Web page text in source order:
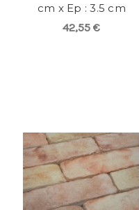
cm x Ep : 3.5 cm
42,55 €